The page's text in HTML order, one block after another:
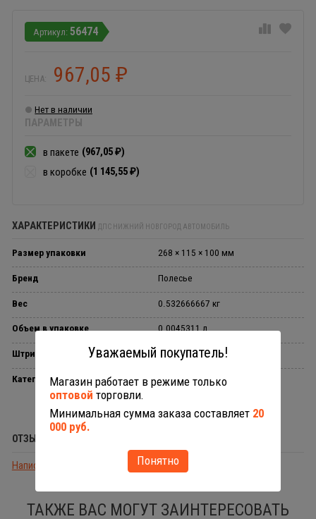
56474
ЦЕНА: 967,05 ₽
Нет в наличии
ПАРАМЕТРЫ
в пакете (967,05 ₽)
в коробке (1 145,55 ₽)
ХАРАКТЕРИСТИКИ ДПС НИЖНИЙ НОВГОРОД АВТОМОБИЛЬ
Размер упаковки 268 × 115 × 100 мм
Бренд Полесье
Вес 0.532666667 кг
Объем в упаковке 0.0045311 л
Штрихкод 4810344066138
Категории Инерционные машинки
ОТЗЫВЫ (0)
Написать отзыв
ТАКЖЕ ВАС МОГУТ ЗАИНТЕРЕСОВАТЬ
Уважаемый покупатель!
Магазин работает в режиме только
оптовой торговли.
Минимальная сумма заказа составляет 20
000 руб.
Понятно